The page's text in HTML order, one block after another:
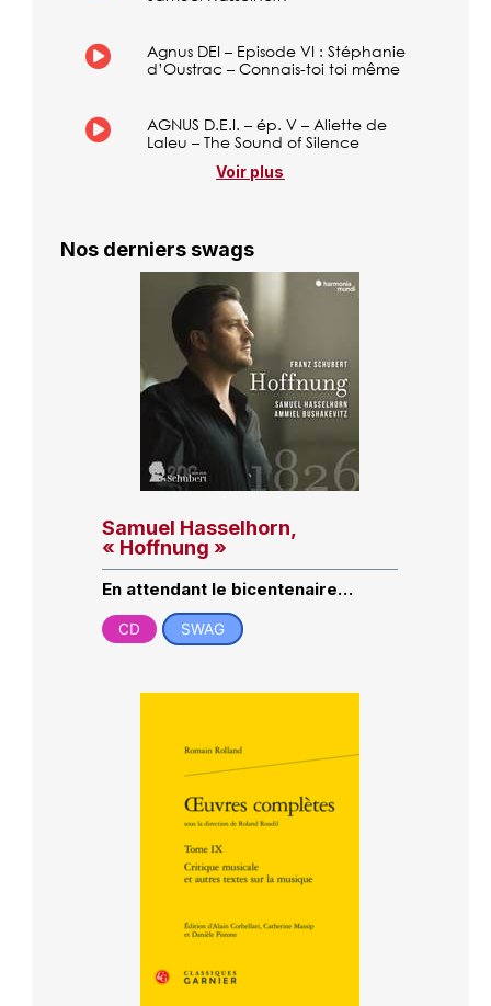
Agnus DEI – Episode VI : Stéphanie
d’Oustrac – Connais-toi toi même
AGNUS D.E.I. – ép. V – Aliette de
Laleu – The Sound of Silence
Voir plus
Nos derniers swags
Samuel Hasselhorn,
« Hoffnung »
En attendant le bicentenaire…
CD SWAG